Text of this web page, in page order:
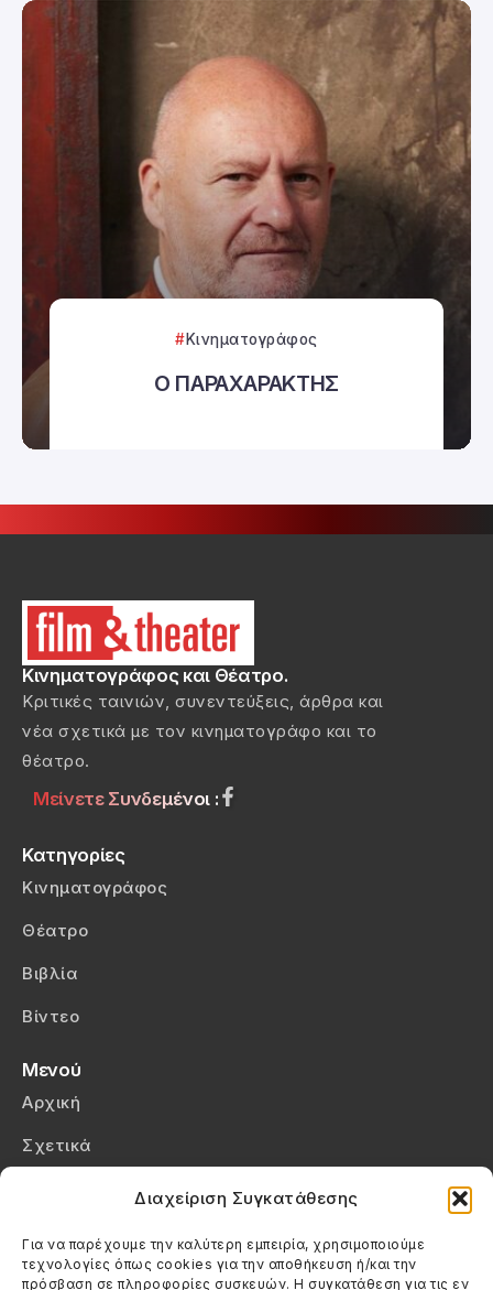
Διαχείριση Συγκατάθεσης
Για να παρέχουμε την καλύτερη εμπειρία, χρησιμοποιούμε
τεχνολογίες όπως cookies για την αποθήκευση ή/και την
πρόσβαση σε πληροφορίες συσκευών. Η συγκατάθεση για τις εν
Κινηματογράφος
Ο ΠΑΡΑΧΑΡΑΚΤΗΣ
Κινηματογράφος και Θέατρο.
Κριτικές ταινιών, συνεντεύξεις, άρθρα και
νέα σχετικά με τον κινηματογράφο και το
θέατρο.
Μείνετε Συνδεμένοι :
Κατηγορίες
Κινηματογράφος
Θέατρο
Βιβλία
Βίντεο
Μενού
Αρχική
Σχετικά
Πολιτική Cookies (ΕΕ)